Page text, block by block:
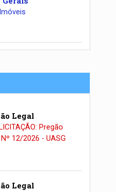
Legal
Pregão
12/2026 - UASG
Legal